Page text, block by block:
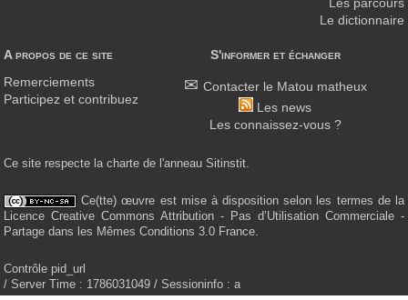
A propos de ce site
Remerciements
Participez et contribuez
S'informer et échanger
Contacter le Matou matheux
Les news
Les connaissez-vous ?
Les parcours
Le dictionnaire
Ce site respecte la charte de l'anneau Sitinstit.
Ce(tte) œuvre est mise à disposition selon les termes de la
Licence Creative Commons Attribution - Pas d’Utilisation Commerciale -
Partage dans les Mêmes Conditions 3.0 France.
Contrôle pid_url
/ Server Time : 1786031049 / Sessioninfo : a